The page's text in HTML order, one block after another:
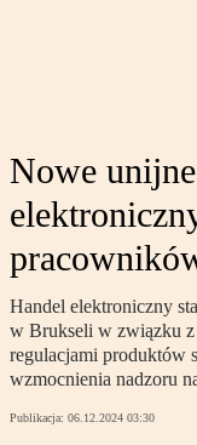
Nowe
Handel elektroniczny
w Brukseli w związku z
regulacjami produktów
wzmocnienia nadzoru
Publikacja: 06.12.2024 03:30